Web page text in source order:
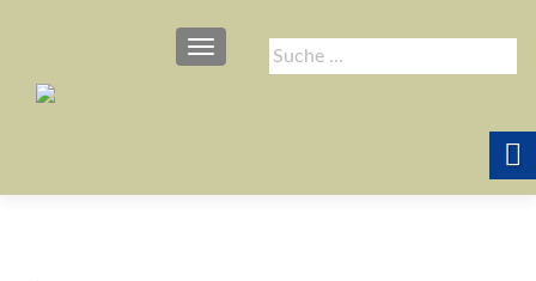
Suche
nach:
SCHALTE NAVIGATION